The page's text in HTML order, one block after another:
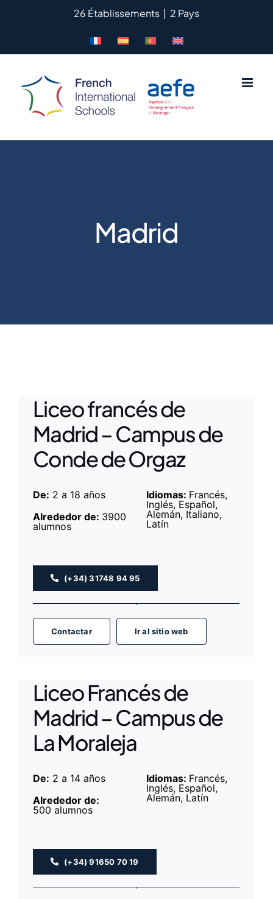
26 Établissements | 2 Pays
Madrid
Liceo francés de
Madrid – Campus de
Conde de Orgaz
De: 2 a 18 años
Alrededor de: 3900
alumnos
Idiomas: Francés,
Inglés, Español,
Alemán, Italiano,
Latín
(+34) 31748 94 95
Contactar Ir al sitio web
Liceo Francés de
Madrid – Campus de
La Moraleja
De: 2 a 14 años
Alrededor de:
500 alumnos
Idiomas: Francés,
Inglés, Español,
Alemán, Latín
(+34) 91650 70 19